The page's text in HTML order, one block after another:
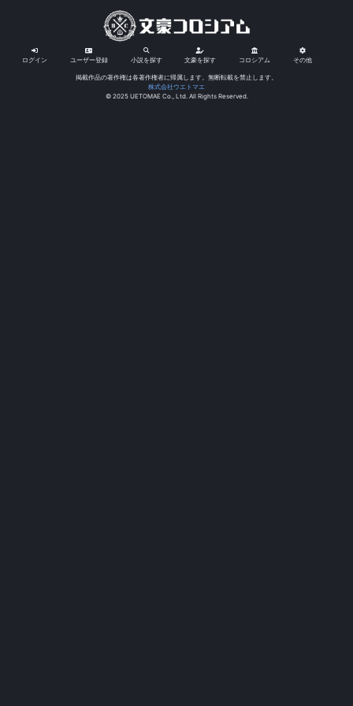
ログイン ユーザー登録 小説を探す 文豪を探す コロシアム その他
掲載作品の著作権は各著作権者に帰属します。無断転載を禁止します。
株式会社ウエトマエ
© 2025 UETOMAE Co., Ltd. All Rights Reserved.